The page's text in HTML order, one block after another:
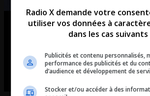
Ouellet en direct –
Ouellet en direct - Intégral du 07-08-
Radio X demande votre
utiliser vos données à
dans les cas suivants
Publicités et contenu personnalisés,
performance des publicités et du
d’audience et développement de
Stocker et/ou accéder à des